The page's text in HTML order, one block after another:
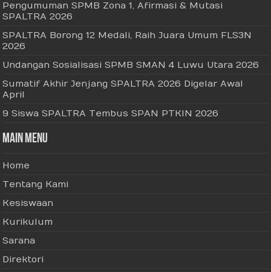
Pengumuman SPMB Zona 1, Afirmasi & Mutasi
SPALTRA 2026
SPALTRA Borong 12 Medali, Raih Juara Umum FLS3N
2026
Undangan Sosialisasi SPMB SMAN 4 Luwu Utara 2026
Sumatif Akhir Jenjang SPALTRA 2026 Digelar Awal
April
9 Siswa SPALTRA Tembus SPAN PTKIN 2026
Main Menu
Home
Tentang Kami
Kesiswaan
Kurikulum
Sarana
Direktori